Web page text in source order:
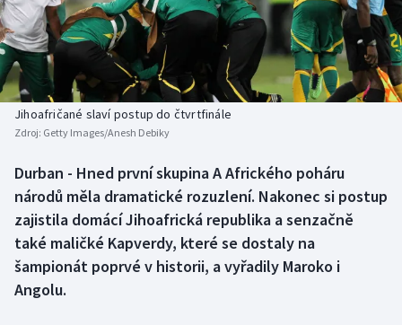
Baseball a softbal
Basketbal
Biatlon
Box
Curling
Dostihy
Soutěže
Historické návraty
Aplikace ČT sport
Jihoafričané slaví postup do čtvrtfinále
Zdroj: Getty Images/Anesh Debiky
Durban - Hned první skupina A Afrického poháru
národů měla dramatické rozuzlení. Nakonec si postup
zajistila domácí Jihoafrická republika a senzačně
také maličké Kapverdy, které se dostaly na
šampionát poprvé v historii, a vyřadily Maroko i
Angolu.